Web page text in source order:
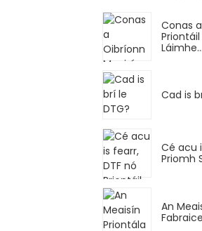
Conas
Láimhe...
Cad is
Cé acu
Priomh
An